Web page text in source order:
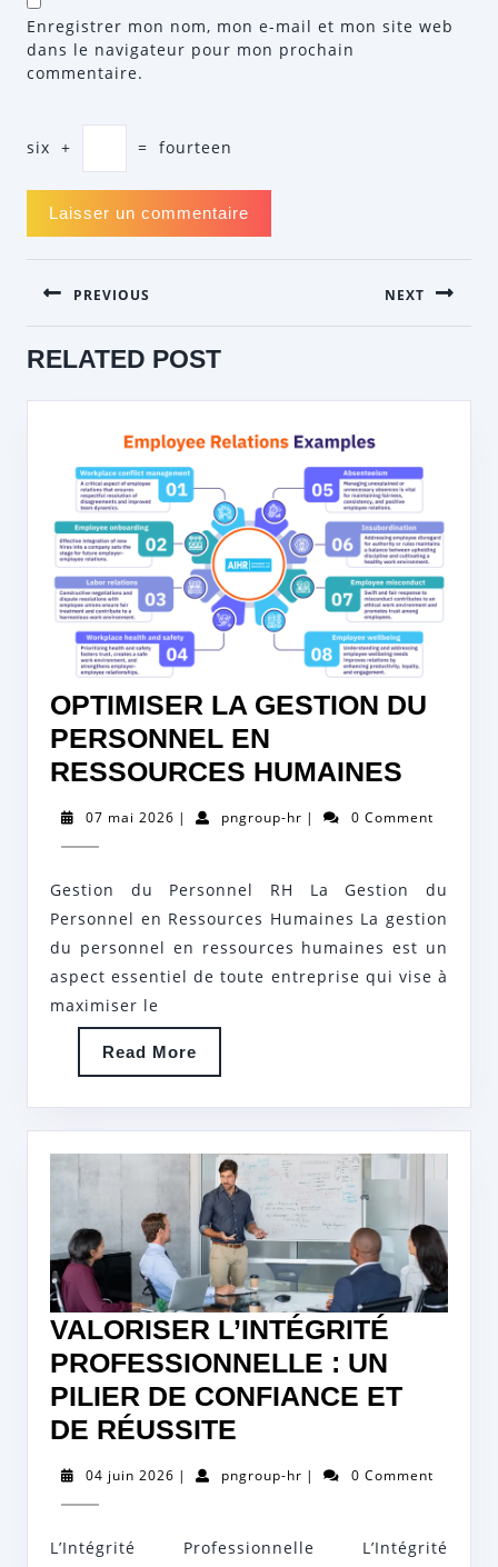
Enregistrer mon nom, mon e-mail et mon site web
dans le navigateur pour mon prochain
commentaire.
six + = fourteen
NAVIGATION
DE
L’ARTICLE
PREVIOUS
post:
NEXT
RELATED POST
OPTIMISER LA GESTION DU
PERSONNEL EN
RESSOURCES HUMAINES
EN
07 mai 2026 07| pngroup-hrpngroup-
| 0 Comment
Gestion du Personnel RH La Gestion du
Personnel en Ressources Humaines La gestion
du personnel en ressources humaines est un
aspect essentiel de toute entreprise qui vise à
maximiser le
Read More
More
VALORISER L’INTÉGRITÉ
PROFESSIONNELLE : UN
PILIER DE CONFIANCE ET
DE RÉUSSITE
L’INTÉGRITÉ
04 juin 2026 04| pngroup-hrpngroup-
| 0 Comment
L’Intégrité Professionnelle L’Intégrité